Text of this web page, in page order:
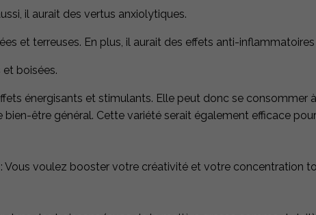
il aurait des vertus anxiolytiques.
et terreuses. En plus, il aurait des effets anti-
boisées​.
énergisants et stimulants. Elle peut donc se
être général. Cette variété serait également efficace
: Vous voulez booster votre créativité et votre concentration